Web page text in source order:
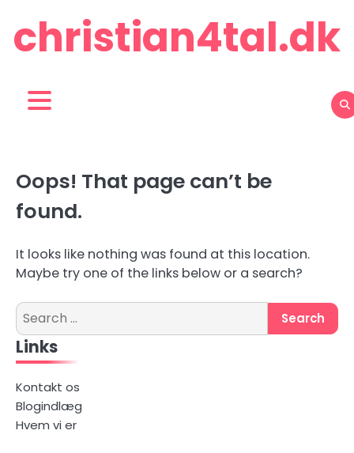
content
christian4tal.dk
Oops! That page can’t be
found.
It looks like nothing was found at this location.
Maybe try one of the links below or a search?
Search
for:
Links
Kontakt os
Blogindlæg
Hvem vi er